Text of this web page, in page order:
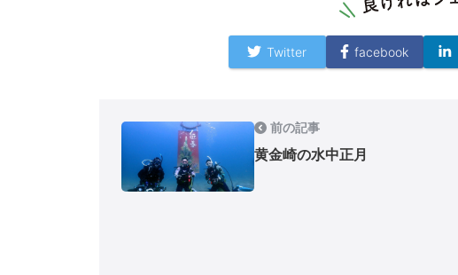
Twitter facebook
前の記事
黄金崎の水中正月